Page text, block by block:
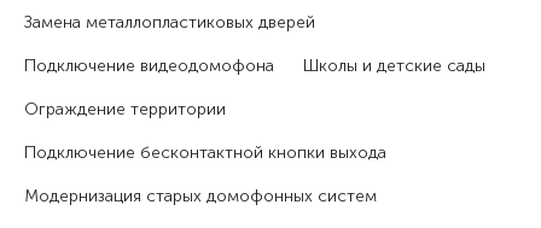
Замена металлопластиковых дверей
Подключение видеодомофона Школы и детские сады
Ограждение территории
Подключение бесконтактной кнопки выхода
Модернизация старых домофонных систем